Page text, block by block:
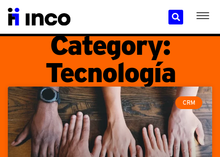
Category:
Tecnología
CRM